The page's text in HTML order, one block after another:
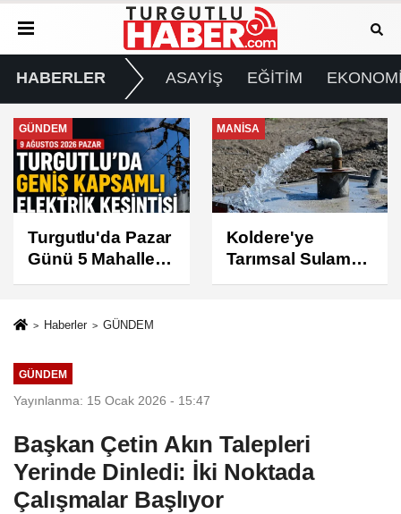
HABERLER ASAYİŞ EĞİTİM
MANİSA
Koldere'ye
Tarımsal Sulama
Desteği
GÜNDEM
Manisa'da 1.200
Kınalı Keklik
Doğaya Salındı
Haberler GÜNDEM
GÜNDEM
Yayınlanma: 15 Ocak 2026 - 15:47
Başkan Çetin Akın Talepleri
Yerinde Dinledi: İki Noktada
Çalışmalar Başlıyor